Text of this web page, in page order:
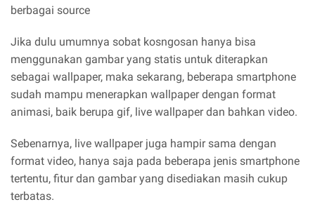
berbagai source
Jika dulu umumnya sobat kosngosan hanya bisa
menggunakan gambar yang statis untuk diterapkan
sebagai wallpaper, maka sekarang, beberapa smartphone
sudah mampu menerapkan wallpaper dengan format
animasi, baik berupa gif, live wallpaper dan bahkan video.
Sebenarnya, live wallpaper juga hampir sama dengan
format video, hanya saja pada beberapa jenis smartphone
tertentu, fitur dan gambar yang disediakan masih cukup
terbatas.